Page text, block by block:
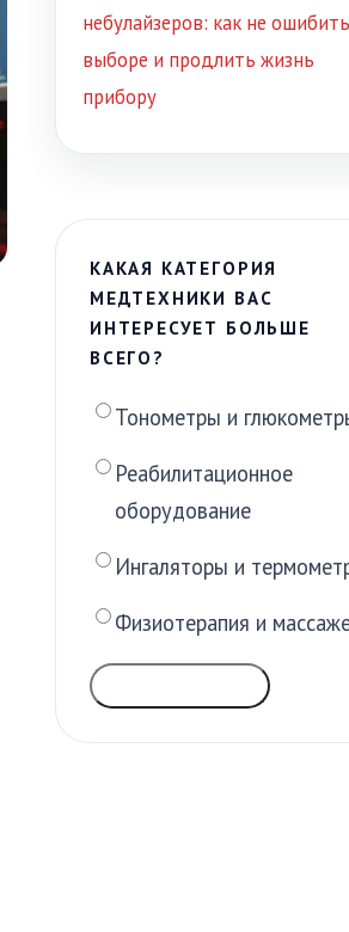
небулайзеров: как не
выборе и продлить жизнь
прибору
КАКАЯ КАТЕГОРИЯ
МЕДТЕХНИКИ ВАС
ИНТЕРЕСУЕТ БОЛЬШЕ
ВСЕГО?
Тонометры и
Реабилитационное
оборудование
Ингаляторы и
Физиотерапия и